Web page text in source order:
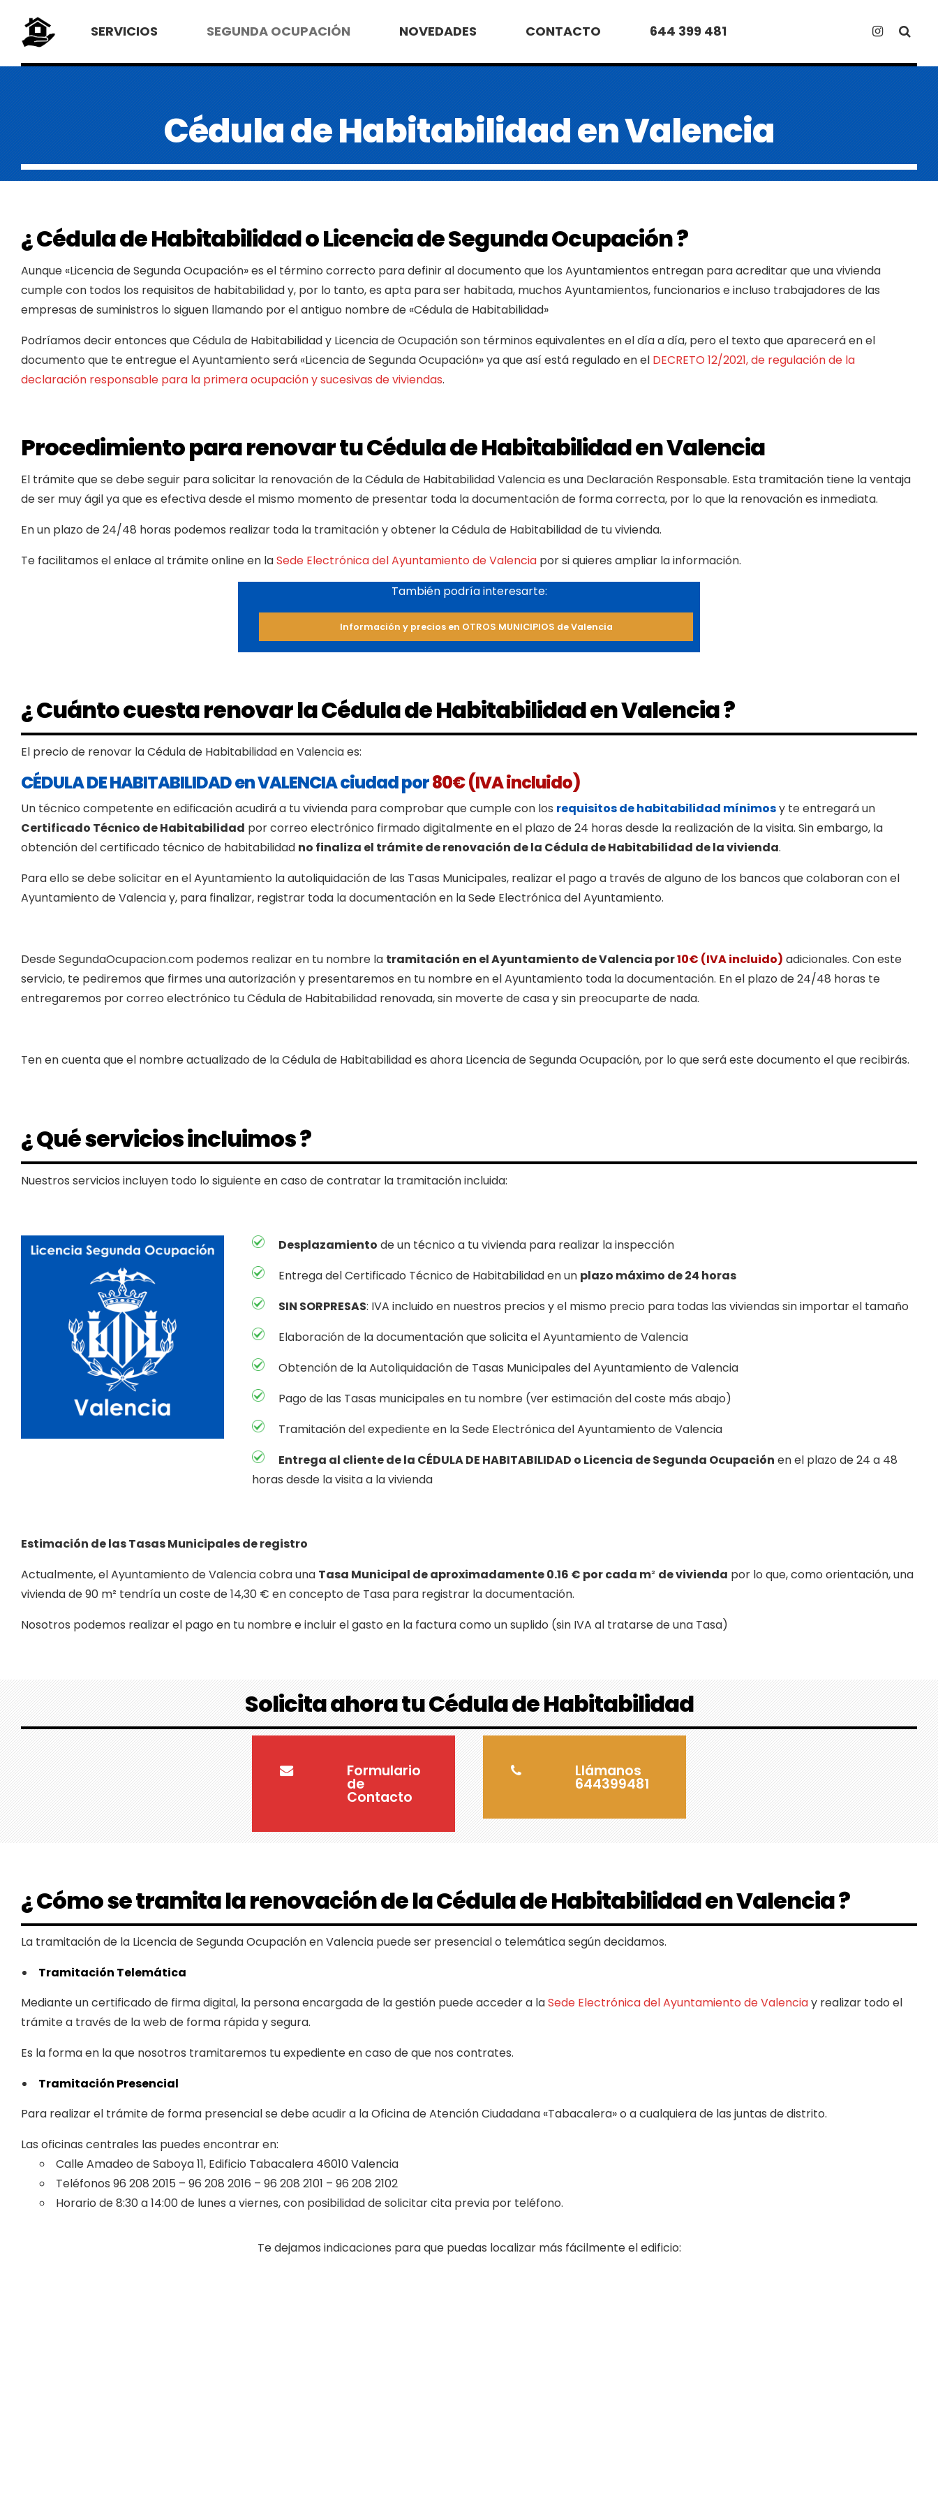
SERVICIOS SEGUNDA OCUPACIÓN NOVEDADES CONTACTO 644 399 481
Cédula de Habitabilidad en Valencia
¿ Cédula de Habitabilidad o Licencia de Segunda Ocupación ?
Aunque «Licencia de Segunda Ocupación» es el término correcto para definir al documento que los Ayuntamientos entregan para acreditar que una vivienda
cumple con todos los requisitos de habitabilidad y, por lo tanto, es apta para ser habitada, muchos Ayuntamientos, funcionarios e incluso trabajadores de las
empresas de suministros lo siguen llamando por el antiguo nombre de «Cédula de Habitabilidad»
Podríamos decir entonces que Cédula de Habitabilidad y Licencia de Ocupación son términos equivalentes en el día a día, pero el texto que aparecerá en el
documento que te entregue el Ayuntamiento será «Licencia de Segunda Ocupación» ya que así está regulado en el DECRETO 12/2021, de regulación de la
declaración responsable para la primera ocupación y sucesivas de viviendas.
Procedimiento para renovar tu Cédula de Habitabilidad en Valencia
El trámite que se debe seguir para solicitar la renovación de la Cédula de Habitabilidad Valencia es una Declaración Responsable. Esta tramitación tiene la ventaja
de ser muy ágil ya que es efectiva desde el mismo momento de presentar toda la documentación de forma correcta, por lo que la renovación es inmediata.
En un plazo de 24/48 horas podemos realizar toda la tramitación y obtener la Cédula de Habitabilidad de tu vivienda.
Te facilitamos el enlace al trámite online en laSede Electrónica del Ayuntamiento de Valencia por si quieres ampliar la información.
También podría interesarte:
Información y precios en OTROS MUNICIPIOS de Valencia
¿ Cuánto cuesta renovar la Cédula de Habitabilidad en Valencia ?
El precio de renovar la Cédula de Habitabilidad en Valencia es:
CÉDULA DE HABITABILIDAD en VALENCIA ciudad por80€ (IVA incluido)
Un técnico competente en edificación acudirá a tu vivienda para comprobar que cumple con los requisitos de habitabilidad mínimosy te entregará un
Certificado Técnico de Habitabilidad por correo electrónico firmado digitalmente en el plazo de 24 horas desde la realización de la visita. Sin embargo, la
obtención del certificado técnico de habitabilidad no finaliza el trámite de renovación de la Cédula de Habitabilidad de la vivienda.
Para ello se debe solicitar en el Ayuntamiento la autoliquidación de las Tasas Municipales, realizar el pago a través de alguno de los bancos que colaboran con el
Ayuntamiento de Valencia y, para finalizar, registrar toda la documentación en la Sede Electrónica del Ayuntamiento.
Desde SegundaOcupacion.com podemos realizar en tu nombre la tramitación en el Ayuntamiento de Valencia por10€ (IVA incluido) adicionales. Con este
servicio, te pediremos que firmes una autorización y presentaremos en tu nombre en el Ayuntamiento toda la documentación. En el plazo de 24/48 horas te
entregaremos por correo electrónico tu Cédula de Habitabilidad renovada, sin moverte de casa y sin preocuparte de nada.
Ten en cuenta que el nombre actualizado de la Cédula de Habitabilidad es ahora Licencia de Segunda Ocupación, por lo que será este documento el que recibirás.
¿ Qué servicios incluimos ?
Nuestros servicios incluyen todo lo siguiente en caso de contratar la tramitación incluida:
Desplazamiento de un técnico a tu vivienda para realizar la inspección
Entrega del Certificado Técnico de Habitabilidad en un plazo máximo de 24 horas
SIN SORPRESAS: IVA incluido en nuestros precios y el mismo precio para todas las viviendas sin importar el tamaño
Elaboración de la documentación que solicita el Ayuntamiento de Valencia
Obtención de la Autoliquidación de Tasas Municipales del Ayuntamiento de Valencia
Pago de las Tasas municipales en tu nombre (ver estimación del coste más abajo)
Tramitación del expediente en la Sede Electrónica del Ayuntamiento de Valencia
Entrega al cliente de la CÉDULA DE HABITABILIDAD o Licencia de Segunda Ocupación en el plazo de 24 a 48
horas desde la visita a la vivienda
Estimación de las Tasas Municipales de registro
Actualmente, el Ayuntamiento de Valencia cobra una Tasa Municipal de aproximadamente 0.16 € por cada m² de vivienda por lo que, como orientación, una
vivienda de 90 m² tendría un coste de 14,30 € en concepto de Tasa para registrar la documentación.
Nosotros podemos realizar el pago en tu nombre e incluir el gasto en la factura como un suplido (sin IVA al tratarse de una Tasa)
Solicita ahora tu Cédula de Habitabilidad
Formulario
de
Contacto
Llámanos
644399481
¿ Cómo se tramita la renovación de la Cédula de Habitabilidad en Valencia ?
La tramitación de la Licencia de Segunda Ocupación en Valencia puede ser presencial o telemática según decidamos.
Tramitación Telemática
Mediante un certificado de firma digital, la persona encargada de la gestión puede acceder a laSede Electrónica del Ayuntamiento de Valenciay realizar todo el
trámite a través de la web de forma rápida y segura.
Es la forma en la que nosotros tramitaremos tu expediente en caso de que nos contrates.
Tramitación Presencial
Para realizar el trámite de forma presencial se debe acudir a la Oficina de Atención Ciudadana «Tabacalera» o a cualquiera de las juntas de distrito.
Las oficinas centrales las puedes encontrar en:
Calle Amadeo de Saboya 11, Edificio Tabacalera 46010 Valencia
Teléfonos 96 208 2015 – 96 208 2016 – 96 208 2101 – 96 208 2102
Horario de 8:30 a 14:00 de lunes a viernes, con posibilidad de solicitar cita previa por teléfono.
Te dejamos indicaciones para que puedas localizar más fácilmente el edificio: